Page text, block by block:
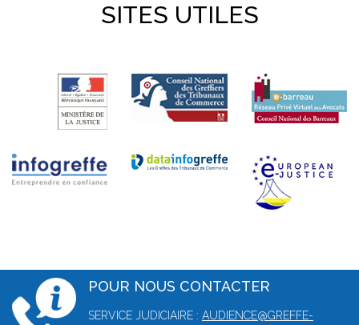
SITES UTILES
POUR NOUS CONTACTER
SERVICE JUDICIAIRE : AUDIENCE@GREFFE-